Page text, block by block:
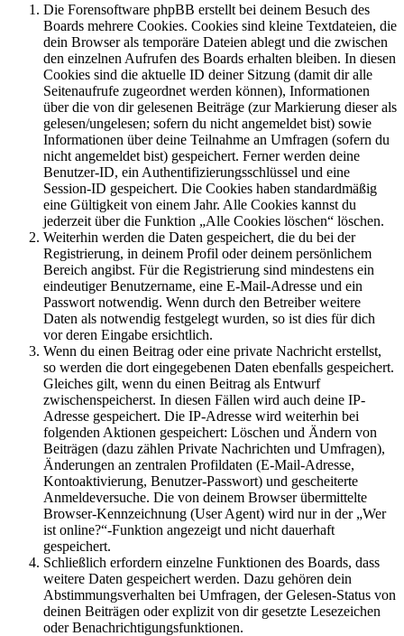
Die Forensoftware phpBB erstellt bei deinem Besuch des
Boards mehrere Cookies. Cookies sind kleine Textdateien, die
dein Browser als temporäre Dateien ablegt und die zwischen
den einzelnen Aufrufen des Boards erhalten bleiben. In diesen
Cookies sind die aktuelle ID deiner Sitzung (damit dir alle
Seitenaufrufe zugeordnet werden können), Informationen
über die von dir gelesenen Beiträge (zur Markierung dieser als
gelesen/ungelesen; sofern du nicht angemeldet bist) sowie
Informationen über deine Teilnahme an Umfragen (sofern du
nicht angemeldet bist) gespeichert. Ferner werden deine
Benutzer-ID, ein Authentifizierungsschlüssel und eine
Session-ID gespeichert. Die Cookies haben standardmäßig
eine Gültigkeit von einem Jahr. Alle Cookies kannst du
jederzeit über die Funktion „Alle Cookies löschen“ löschen.
Weiterhin werden die Daten gespeichert, die du bei der
Registrierung, in deinem Profil oder deinem persönlichem
Bereich angibst. Für die Registrierung sind mindestens ein
eindeutiger Benutzername, eine E-Mail-Adresse und ein
Passwort notwendig. Wenn durch den Betreiber weitere
Daten als notwendig festgelegt wurden, so ist dies für dich
vor deren Eingabe ersichtlich.
Wenn du einen Beitrag oder eine private Nachricht erstellst,
so werden die dort eingegebenen Daten ebenfalls gespeichert.
Gleiches gilt, wenn du einen Beitrag als Entwurf
zwischenspeicherst. In diesen Fällen wird auch deine IP-
Adresse gespeichert. Die IP-Adresse wird weiterhin bei
folgenden Aktionen gespeichert: Löschen und Ändern von
Beiträgen (dazu zählen Private Nachrichten und Umfragen),
Änderungen an zentralen Profildaten (E-Mail-Adresse,
Kontoaktivierung, Benutzer-Passwort) und gescheiterte
Anmeldeversuche. Die von deinem Browser übermittelte
Browser-Kennzeichnung (User Agent) wird nur in der „Wer
ist online?“-Funktion angezeigt und nicht dauerhaft
gespeichert.
Schließlich erfordern einzelne Funktionen des Boards, dass
weitere Daten gespeichert werden. Dazu gehören dein
Abstimmungsverhalten bei Umfragen, der Gelesen-Status von
deinen Beiträgen oder explizit von dir gesetzte Lesezeichen
oder Benachrichtigungsfunktionen.